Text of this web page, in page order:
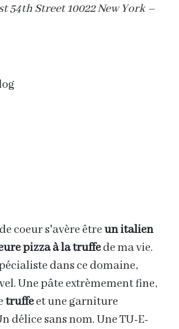
54th Street 10022 New York –
coeur s'avère êtreun italien
pizza à la truffede ma vie.
dans ce domaine,
Une pâte extrèmement fine,
truffeet une garniture
délice sans nom. Une TU-E-